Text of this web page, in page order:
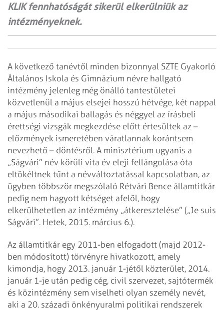
KLIK fennhatóságát sikerül elkerülniük az
intézményeknek.
A következő tanévtől minden bizonnyal SZTE Gyakorló
Általános Iskola és Gimnázium névre hallgató
intézmény jelenleg még önálló tantestületei
közvetlenül a május elsejei hosszú hétvége, két nappal
a május másodikai ballagás és néggyel az írásbeli
érettségi vizsgák megkezdése előtt értesültek az –
előzmények ismeretében váratlannak korántsem
nevezhető – döntésről. A minisztérium ugyanis a
„Ságvári” név körüli vita év eleji fellángolása óta
eltökéltnek tűnt a névváltoztatással kapcsolatban, az
ügyben többször megszólaló Rétvári Bence államtitkár
pedig nem hagyott kétséget afelől, hogy
elkerülhetetlen az intézmény „átkeresztelése” („Je suis
Ságvári”. Hetek, 2015. március 6.).
Az államtitkár egy 2011-ben elfogadott (majd 2012-
ben módosított) törvényre hivatkozott, amely
kimondja, hogy 2013. január 1-jétől közterület, 2014.
január 1-je után pedig cég, civil szervezet, sajtótermék
és közintézmény sem viselheti olyan személy nevét,
aki a 20. századi önkényuralmi politikai rendszerek